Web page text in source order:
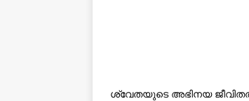
ശ്വേതയുടെ അഭിനയ